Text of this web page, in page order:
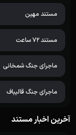
مستند مهین
مستند 72 ساعت
ماجرای جنگ شمخانی
ماجرای جنگ قالیباف
آخرین اخبار مستند